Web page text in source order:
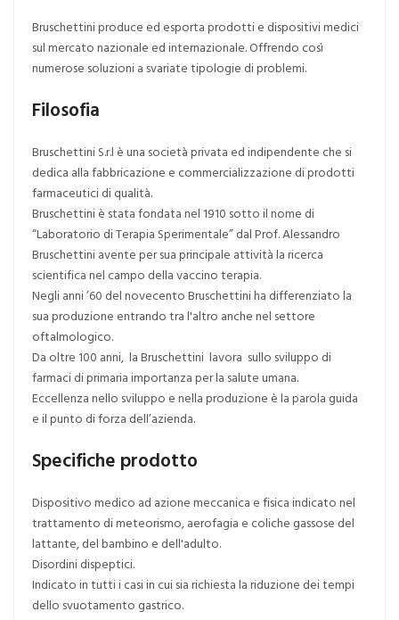
Bruschettini produce ed esporta prodotti e dispositivi medici
sul mercato nazionale ed internazionale. Offrendo così
numerose soluzioni a svariate tipologie di problemi.
Filosofia
Bruschettini S.r.l è una società privata ed indipendente che si
dedica alla fabbricazione e commercializzazione di prodotti
farmaceutici di qualità.
Bruschettini è stata fondata nel 1910 sotto il nome di
“Laboratorio di Terapia Sperimentale” dal Prof. Alessandro
Bruschettini avente per sua principale attività la ricerca
scientifica nel campo della vaccino terapia.
Negli anni ’60 del novecento Bruschettini ha differenziato la
sua produzione entrando tra l'altro anche nel settore
oftalmologico.
Da oltre 100 anni, la Bruschettini lavora sullo sviluppo di
farmaci di primaria importanza per la salute umana.
Eccellenza nello sviluppo e nella produzione è la parola guida
e il punto di forza dell’azienda.
Specifiche prodotto
Dispositivo medico ad azione meccanica e fisica indicato nel
trattamento di meteorismo, aerofagia e coliche gassose del
lattante, del bambino e dell'adulto.
Disordini dispeptici.
Indicato in tutti i casi in cui sia richiesta la riduzione dei tempi
dello svuotamento gastrico.